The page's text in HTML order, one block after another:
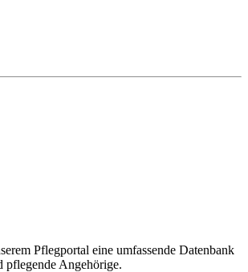
Pflegportal eine umfassende Datenbank
pflegende Angehörige.